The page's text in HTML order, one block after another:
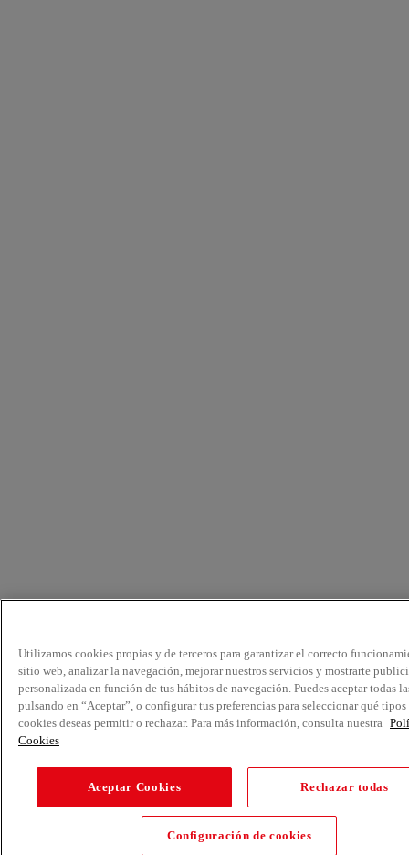
Utilizamos cookies propias y de terceros para garantizar el correcto
sitio web, analizar la navegación, mejorar nuestros servicios y mostrarte
personalizada en función de tus hábitos de navegación. Puedes aceptar todas
pulsando en “Aceptar”, o configurar tus preferencias para seleccionar qué tipos
cookies deseas permitir o rechazar. Para más información, consulta nuestra
Cookies
Aceptar Cookies Rechazar todas
Configuración de cookies